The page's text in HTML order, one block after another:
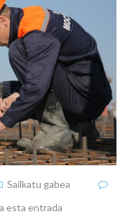
Sailkatu gabea
esta entrada